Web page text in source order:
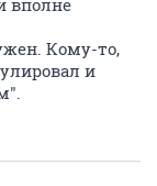
вполне
Кому-то,
и